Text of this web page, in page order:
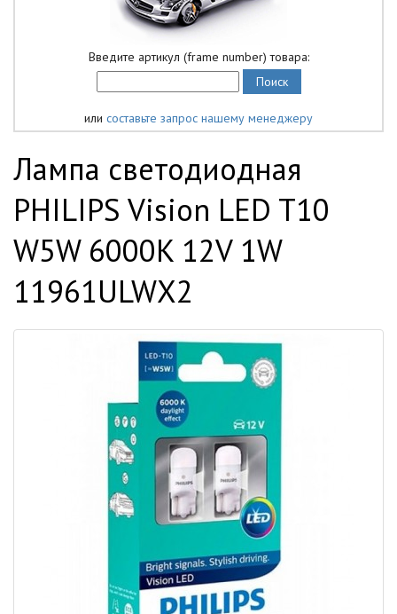
Введите артикул (frame number) товара:
или составьте запрос нашему менеджеру
Лампа светодиодная
PHILIPS Vision LED T10
W5W 6000K 12V 1W
11961ULWX2